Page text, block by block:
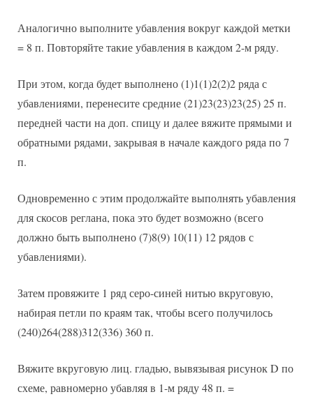
Аналогично выполните убавления вокруг каждой метки
= 8 п. Повторяйте такие убавления в каждом 2-м ряду.
При этом, когда будет выполнено (1)1(1)2(2)2 ряда с
убавлениями, перенесите средние (21)23(23)23(25) 25 п.
передней части на доп. спицу и далее вяжите прямыми и
обратными рядами, закрывая в начале каждого ряда по 7
п.
Одновременно с этим продолжайте выполнять убавления
для скосов реглана, пока это будет возможно (всего
должно быть выполнено (7)8(9) 10(11) 12 рядов с
убавлениями).
Затем провяжите 1 ряд серо-синей нитью вкруговую,
набирая петли по краям так, чтобы всего получилось
(240)264(288)312(336) 360 п.
Вяжите вкруговую лиц. гладью, вывязывая рисунок D по
схеме, равномерно убавляя в 1-м ряду 48 п. =